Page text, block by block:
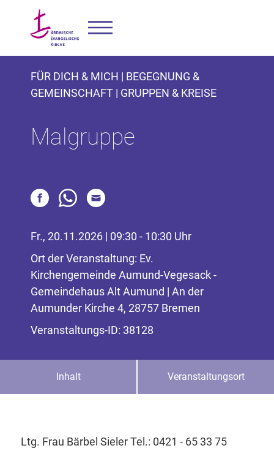
FÜR DICH & MICH | BEGEGNUNG &
GEMEINSCHAFT | GRUPPEN & KREISE
Malgruppe
Fr., 20.11.2026 | 09:30 - 10:30 Uhr
Ort der Veranstaltung: Ev.
Kirchengemeinde Aumund-Vegesack -
Gemeindehaus Alt Aumund | An der
Aumunder Kirche 4, 28757 Bremen
Veranstaltungs-ID: 38128
Inhalt Veranstaltungsort
Ltg. Frau Bärbel Sieler Tel.: 0421 - 65 33 75